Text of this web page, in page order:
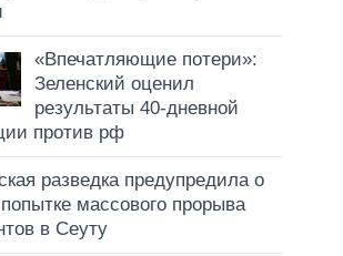
«Впечатляющие потери»:
Зеленский оценил
результаты 40-дневной
против рф
разведка предупредила о
массового прорыва
в Сеуту